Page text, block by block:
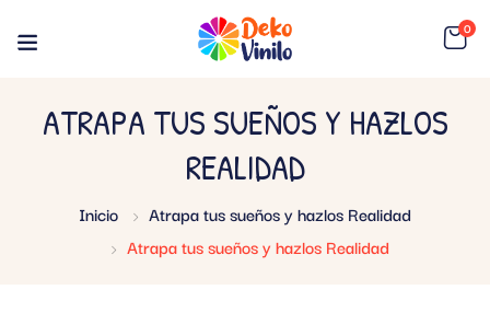
0
ATRAPA TUS SUEÑOS Y HAZLOS
REALIDAD
Inicio
Atrapa tus sueños y hazlos Realidad
Atrapa tus sueños y hazlos Realidad